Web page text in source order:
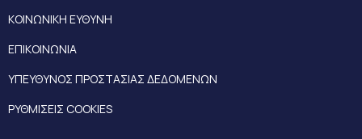
ΚΟΙΝΩΝΙΚΗ ΕΥΘΥΝΗ
ΕΠΙΚΟΙΝΩΝΙΑ
ΥΠΕΥΘΥΝΟΣ ΠΡΟΣΤΑΣΙΑΣ ΔΕΔΟΜΕΝΩΝ
ΡΥΘΜΙΣΕΙΣ COOKIES